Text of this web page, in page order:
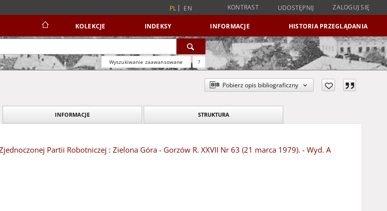
PL EN KONTRAST UDOSTĘPNIJ ZALOGUJ SIĘ
KOLEKCJE INDEKSY INFORMACJE HISTORIA PRZEGLĄDANIA
Wyszukiwanie zaawansowane ?
Pobierz opis bibliograficzny
INFORMACJE STRUKTURA
Partii Robotniczej : Zielona Góra - Gorzów R. XXVII Nr 63 (21 marca 1979). - Wyd. A